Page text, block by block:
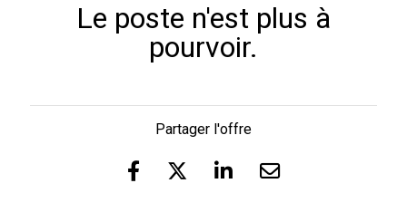
Le poste n'est plus à
pourvoir.
Partager l'offre